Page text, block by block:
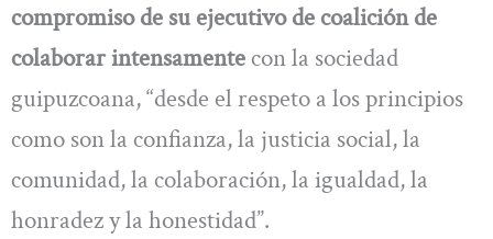
compromiso de su ejecutivo de coalición de
colaborar intensamente con la sociedad
guipuzcoana, “desde el respeto a los principios
como son la confianza, la justicia social, la
comunidad, la colaboración, la igualdad, la
honradez y la honestidad”.